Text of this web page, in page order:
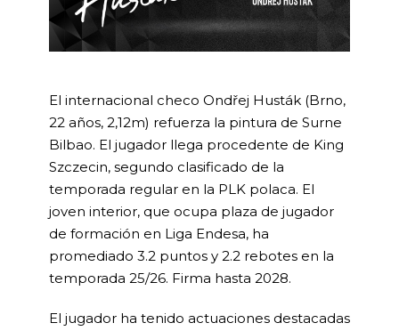
El internacional checo Ondřej Husták (Brno,
22 años, 2,12m) refuerza la pintura de Surne
Bilbao. El jugador llega procedente de King
Szczecin, segundo clasificado de la
temporada regular en la PLK polaca. El
joven interior, que ocupa plaza de jugador
de formación en Liga Endesa, ha
promediado 3.2 puntos y 2.2 rebotes en la
temporada 25/26. Firma hasta 2028.
El jugador ha tenido actuaciones destacadas